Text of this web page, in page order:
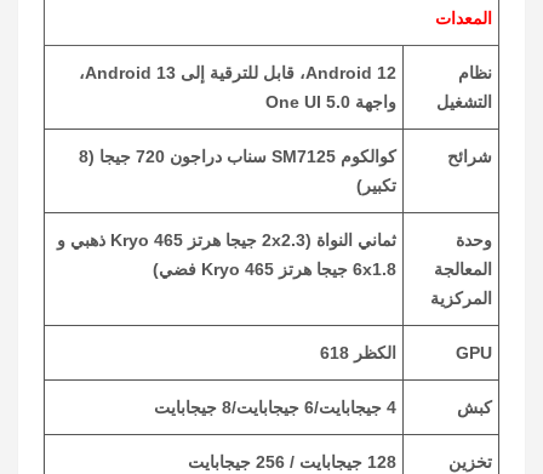
المعدات
نظام
التشغيل
Android 12، قابل للترقية إلى Android 13،
واجهة One UI 5.0
شرائح
كوالكوم SM7125 سناب دراجون 720 جيجا (8
تكبير)
وحدة
المعالجة
المركزية
ثماني النواة (2x2.3 جيجا هرتز Kryo 465 ذهبي و
6x1.8 جيجا هرتز Kryo 465 فضي)
GPU الكظر 618
كبش 4 جيجابايت/6 جيجابايت/8 جيجابايت
تخزين 128 جيجابايت / 256 جيجابايت